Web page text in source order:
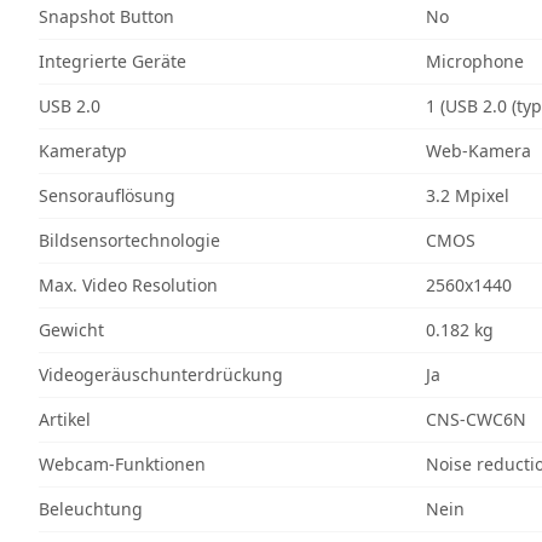
Snapshot Button
No
Integrierte Geräte
Microphone
USB 2.0
1 (USB 2.0
Kameratyp
Web-Kamera
Sensorauflösung
3.2 Mpixel
Bildsensortechnologie
CMOS
Max. Video Resolution
2560x1440
Gewicht
0.182 kg
Videogeräuschunterdrückung
Ja
Artikel
CNS-CWC6N
Webcam-Funktionen
Noise
Beleuchtung
Nein